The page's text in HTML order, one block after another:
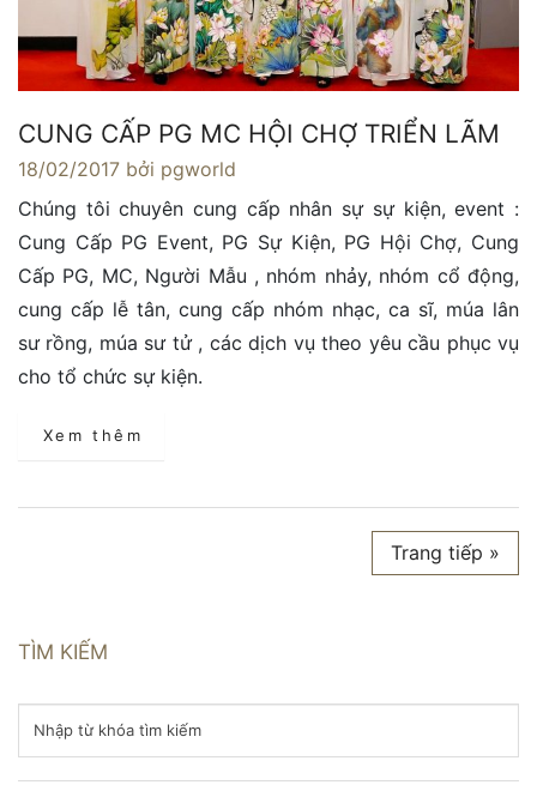
CUNG CẤP PG MC HỘI CHỢ TRIỂN LÃM
18/02/2017 bởi pgworld
Chúng tôi chuyên cung cấp nhân sự sự kiện, event :
Cung Cấp PG Event, PG Sự Kiện, PG Hội Chợ, Cung
Cấp PG, MC, Người Mẫu , nhóm nhảy, nhóm cổ động,
cung cấp lễ tân, cung cấp nhóm nhạc, ca sĩ, múa lân
sư rồng, múa sư tử , các dịch vụ theo yêu cầu phục vụ
cho tổ chức sự kiện.
Xem thêm
Trang tiếp »
TÌM KIẾM